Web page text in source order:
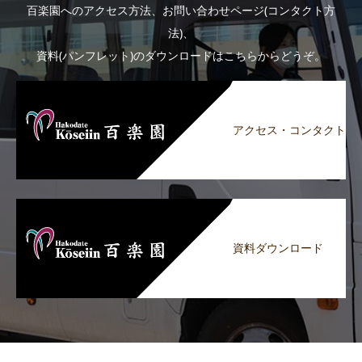
百楽園へのアクセス方法、お問い合わせページ(コンタクト方
法)、
資料(パンフレット)のダウンロードはこちらからどうぞ。
アクセス・コンタクト
資料ダウンロード